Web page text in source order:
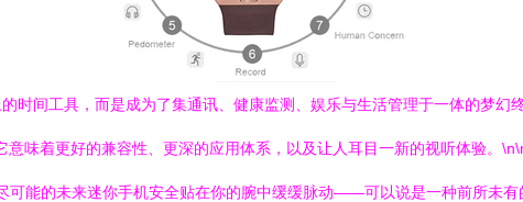
时间工具，而是成为了集通讯、健康监测、娱乐与生活管理于一体的梦幻
味着更好的兼容性、更深的应用体系，以及让人耳目一新的视听体验。
可能的未来迷你手机安全贴在你的腕中缓缓脉动——可以说是一种前所未